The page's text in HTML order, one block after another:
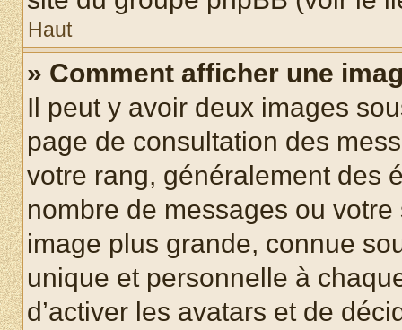
Haut
» Comment afficher une
Il peut y avoir deux images
page de consultation des
votre rang, généralement des
nombre de messages ou
image plus grande, connue
unique et personnelle à
d’activer les avatars et de